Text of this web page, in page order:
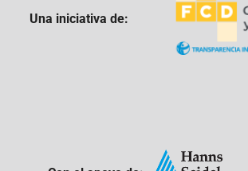
Una iniciativa de: